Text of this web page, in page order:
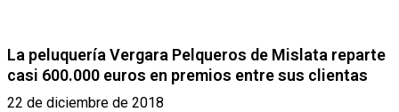
La peluquería Vergara Pelqueros de Mislata reparte
casi 600.000 euros en premios entre sus clientas
22 de diciembre de 2018